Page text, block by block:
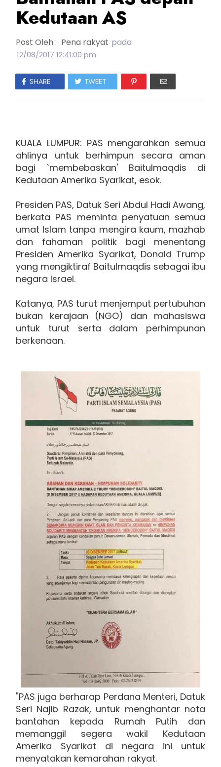
Kedutaan AS
Post Oleh : Pena rakyat pada
12/08/2017 12:41:00 pm
SHARE TWEET
KUALA LUMPUR: PAS mengarahkan semua
ahlinya untuk berhimpun secara aman
bagi `membebaskan' Baitulmaqdis di
Kedutaan Amerika Syarikat, esok.
Presiden PAS, Datuk Seri Abdul Hadi Awang,
berkata PAS meminta penyatuan semua
umat Islam tanpa mengira kaum, mazhab
dan fahaman politik bagi menentang
Presiden Amerika Syarikat, Donald Trump
yang mengiktiraf Baitulmaqdis sebagai ibu
negara Israel.
Katanya, PAS turut menjemput pertubuhan
bukan kerajaan (NGO) dan mahasiswa
untuk turut serta dalam perhimpunan
berkenaan.
"PAS juga berharap Perdana Menteri, Datuk
Seri Najib Razak, untuk menghantar nota
bantahan kepada Rumah Putih dan
memanggil segera wakil Kedutaan
Amerika Syarikat di negara ini untuk
menyatakan kemarahan rakyat.